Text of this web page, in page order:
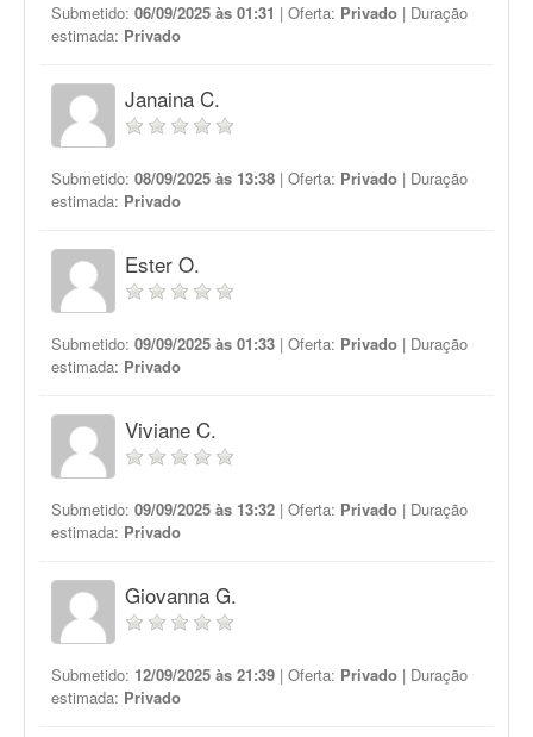
Submetido: 06/09/2025 às 01:31 | Oferta: Privado | Duração
estimada: Privado
Janaina C.
Submetido: 08/09/2025 às 13:38 | Oferta: Privado | Duração
estimada: Privado
Ester O.
Submetido: 09/09/2025 às 01:33 | Oferta: Privado | Duração
estimada: Privado
Viviane C.
Submetido: 09/09/2025 às 13:32 | Oferta: Privado | Duração
estimada: Privado
Giovanna G.
Submetido: 12/09/2025 às 21:39 | Oferta: Privado | Duração
estimada: Privado